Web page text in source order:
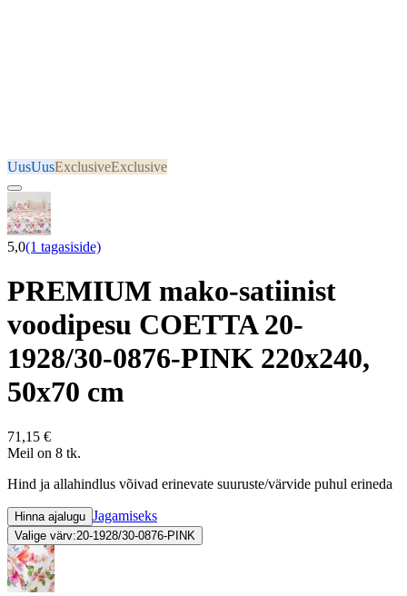
UusUusExclusiveExclusive
5,0(1 tagasiside)
PREMIUM mako-satiinist
voodipesu COETTA 20-
1928/30-0876-PINK 220x240,
50x70 cm
71,15 €
Meil on 8 tk.
Hind ja allahindlus võivad erinevate suuruste/värvide puhul erineda
Hinna ajalugu Jagamiseks
Valige värv:20-1928/30-0876-PINK